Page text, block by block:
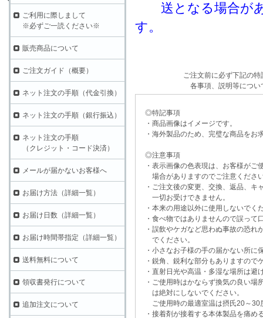
送となる場合があ
す。
ご注文前に必ず下記の
各事項、説明等につい
◎特記事項
・商品画像はイメージです。
・海外製品のため、完璧な商品をお
◎注意事項
・表示画像の色表現は、お客様がご
場合がありますのでご注意くださ
・ご注文後の変更、交換、返品、キ
一切お受けできません。
・本来の用途以外に使用しないでく
・食べ物ではありませんので誤って
・誤飲やケガなど思わぬ事故の恐れ
でください。
・小さなお子様の手の届かない所に
・鋭角、鋭利な部分もありますので
・直射日光や高温・多湿な場所は避
・ご使用時はかならず換気の良い場
は絶対にしないでください。
ご使用時の最適室温は摂氏20～30
・接着剤が接着する本体製品を痛め
ご利用に際しまして
※必ずご一読ください※
販売商品について
ご注文ガイド（概要）
ネット注文の手順（代金引換）
ネット注文の手順（銀行振込）
ネット注文の手順
（クレジット・コード決済）
メールが届かないお客様へ
お届け方法（詳細一覧）
お届け日数（詳細一覧）
お届け時間帯指定（詳細一覧）
送料無料について
領収書発行について
追加注文について